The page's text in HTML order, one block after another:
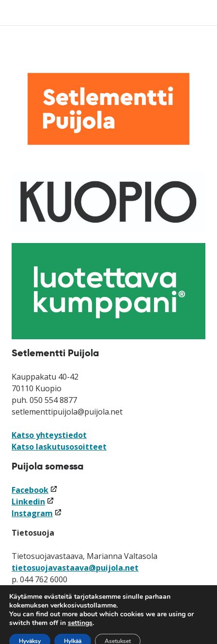
Setlementti Puijola
Kauppakatu 40-42
70110 Kuopio
puh. 050 554 8877
setlementtipuijola@puijola.net
Katso yhteystiedot
Katso laskutusosoitteet
Puijola somessa
Facebook(linkki
avataan
uuteen
Linkedin (linkki
avataan
ikkunaan)
Instagram (linkki
uuteen
Tietosuoja
Tietosuojavastaava, Marianna Valtasola
tietosuojavastaava@puijola.net
p. 044 762 6000
Tietosuojaseloste
Käytämme evästeitä tarjotaksemme sinulle parhaan
kokemuksen verkkosivustollamme.
You can find out more about which cookies we are using or
switch them off in settings.
Hyväksy Hylkää Asetukset